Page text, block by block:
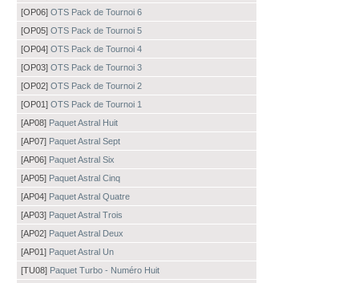
[OP06] OTS Pack de Tournoi 6
[OP05] OTS Pack de Tournoi 5
[OP04] OTS Pack de Tournoi 4
[OP03] OTS Pack de Tournoi 3
[OP02] OTS Pack de Tournoi 2
[OP01] OTS Pack de Tournoi 1
[AP08] Paquet Astral Huit
[AP07] Paquet Astral Sept
[AP06] Paquet Astral Six
[AP05] Paquet Astral Cinq
[AP04] Paquet Astral Quatre
[AP03] Paquet Astral Trois
[AP02] Paquet Astral Deux
[AP01] Paquet Astral Un
[TU08] Paquet Turbo - Numéro Huit